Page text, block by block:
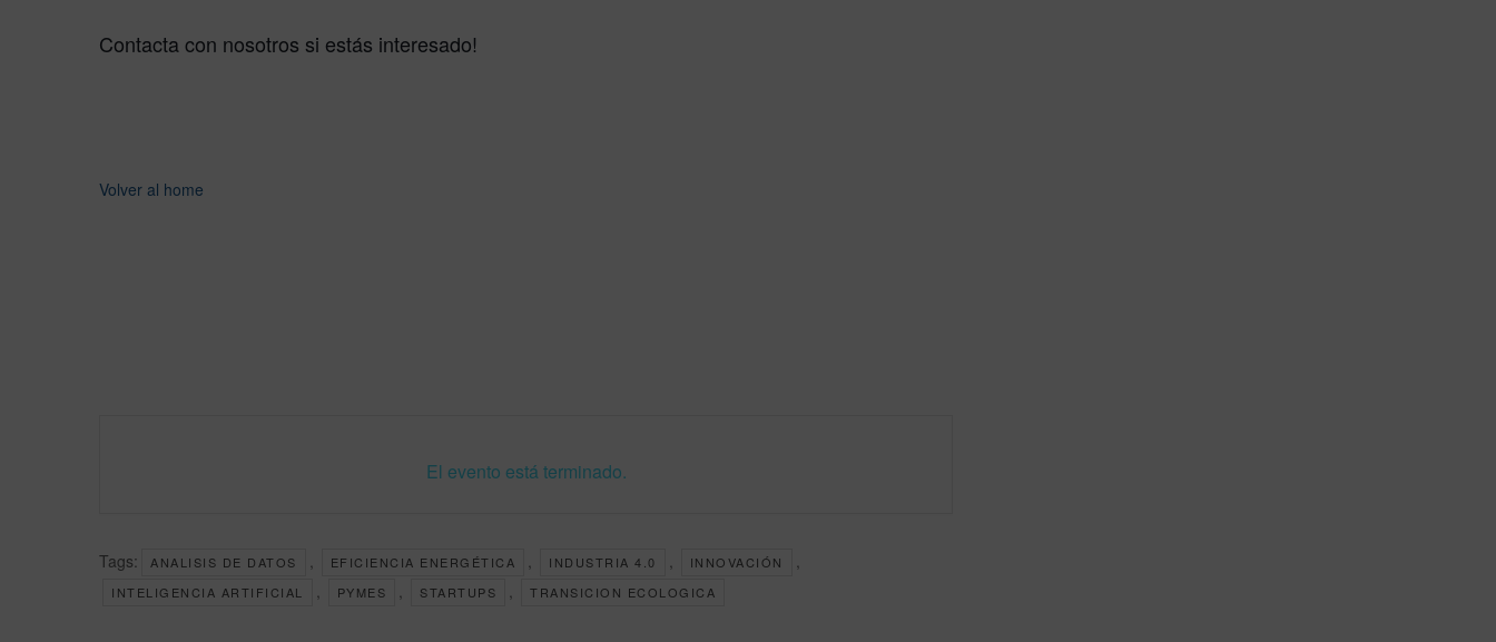
Contacta con nosotros si estás interesado!
Volver al home
El evento está terminado.
Tags: ANALISIS DE DATOS EFICIENCIA ENERGÉTICA INDUSTRIA 4.0 INNOVACIÓN
INTELIGENCIA ARTIFICIAL PYMES STARTUPS TRANSICION ECOLOGICA